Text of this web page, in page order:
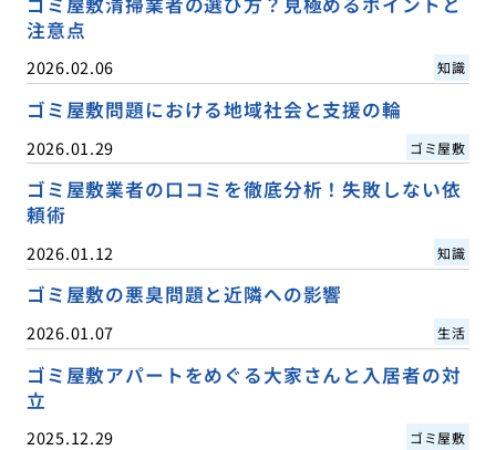
注意点
2026.02.06 知識
ゴミ屋敷問題における地域社会と支援の輪
2026.01.29 ゴミ屋敷
ゴミ屋敷業者の口コミを徹底分析！失敗しない依
頼術
2026.01.12 知識
ゴミ屋敷の悪臭問題と近隣への影響
2026.01.07 生活
ゴミ屋敷アパートをめぐる大家さんと入居者の対
立
2025.12.29 ゴミ屋敷